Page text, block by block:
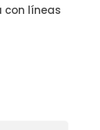
líneas